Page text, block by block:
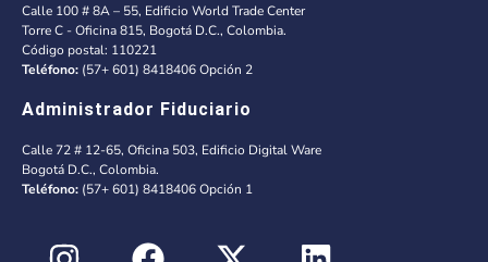
Calle 100 # 8A – 55, Edificio World Trade Center
Torre C - Oficina 815, Bogotá D.C., Colombia.
Código postal: 110221
Teléfono: (57+ 601) 8418406 Opción 2
Administrador Fiduciario
Calle 72 # 12-65, Oficina 503, Edificio Digital Ware
Bogotá D.C., Colombia.
Teléfono: (57+ 601) 8418406 Opción 1